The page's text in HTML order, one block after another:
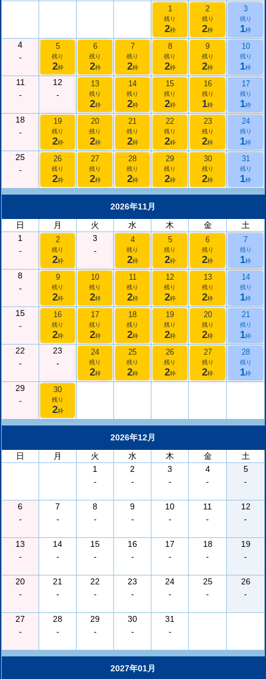
1
残り
2枠
2
残り
2枠
3
残り
1枠
4
-
5
残り
2枠
6
残り
2枠
7
残り
2枠
8
残り
2枠
9
残り
2枠
10
残り
1枠
11
-
12
-
13
残り
2枠
14
残り
2枠
15
残り
2枠
16
残り
1枠
17
残り
1枠
18
-
19
残り
2枠
20
残り
2枠
21
残り
2枠
22
残り
2枠
23
残り
2枠
24
残り
1枠
25
-
26
残り
2枠
27
残り
2枠
28
残り
2枠
29
残り
2枠
30
残り
2枠
31
残り
1枠
2026年11月
日
月 火 水 木 金
土
1
-
2
残り
2枠
3
-
4
残り
2枠
5
残り
2枠
6
残り
2枠
7
残り
1枠
8
-
9
残り
2枠
10
残り
2枠
11
残り
2枠
12
残り
2枠
13
残り
2枠
14
残り
1枠
15
-
16
残り
2枠
17
残り
2枠
18
残り
2枠
19
残り
2枠
20
残り
2枠
21
残り
1枠
22
-
23
-
24
残り
2枠
25
残り
2枠
26
残り
2枠
27
残り
2枠
28
残り
1枠
29
-
30
残り
2枠
2026年12月
日
月 火 水 木 金
土
1
-
2
-
3
-
4
-
5
-
6
-
7
-
8
-
9
-
10
-
11
-
12
-
13
-
14
-
15
-
16
-
17
-
18
-
19
-
20
-
21
-
22
-
23
-
24
-
25
-
26
-
27
-
28
-
29
-
30
-
31
-
2027年01月